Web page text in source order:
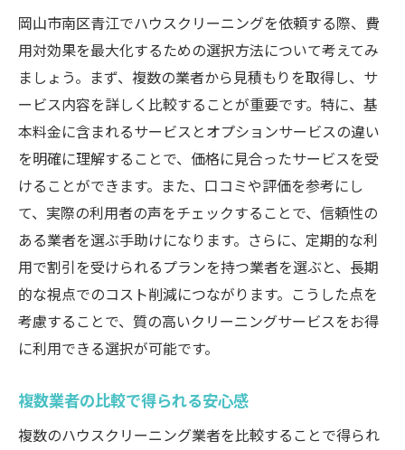
岡山市南区青江でハウスクリーニングを依頼する際、費
用対効果を最大化するための選択方法について考えてみ
ましょう。まず、複数の業者から見積もりを取得し、サ
ービス内容を詳しく比較することが重要です。特に、基
本料金に含まれるサービスとオプションサービスの違い
を明確に理解することで、価格に見合ったサービスを受
けることができます。また、口コミや評価を参考にし
て、実際の利用者の声をチェックすることで、信頼性の
ある業者を選ぶ手助けになります。さらに、定期的な利
用で割引を受けられるプランを持つ業者を選ぶと、長期
的な視点でのコスト削減につながります。こうした点を
考慮することで、質の高いクリーニングサービスをお得
に利用できる選択が可能です。
複数業者の比較で得られる安心感
複数のハウスクリーニング業者を比較することで得られ